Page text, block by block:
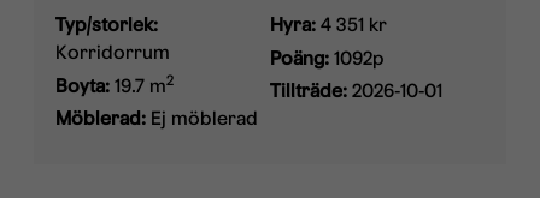
Typ/storlek:
Korridorrum
Boyta:19.7 m2
Möblerad: Ej möblerad
Hyra: 4 351 kr
Poäng: 1092p
Tillträde: 2026-10-01